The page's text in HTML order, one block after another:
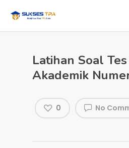
Latihan Soal
Akademik
No
0